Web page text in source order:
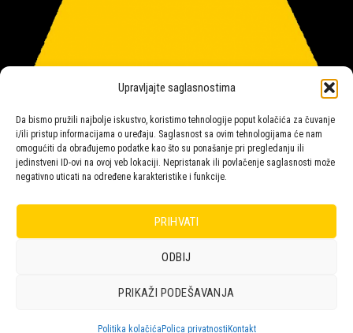
Upravljajte saglasnostima
Da bismo pružili najbolje iskustvo, koristimo tehnologije poput kolačića za čuvanje
i/ili pristup informacijama o uređaju. Saglasnost sa ovim tehnologijama će nam
omogućiti da obrađujemo podatke kao što su ponašanje pri pregledanju ili
jedinstveni ID-ovi na ovoj veb lokaciji. Nepristanak ili povlačenje saglasnosti može
negativno uticati na određene karakteristike i funkcije.
PRIHVATI
ODBIJ
PRIKAŽI PODEŠAVANJA
Politika kolačića Polica privatnosti Kontakt